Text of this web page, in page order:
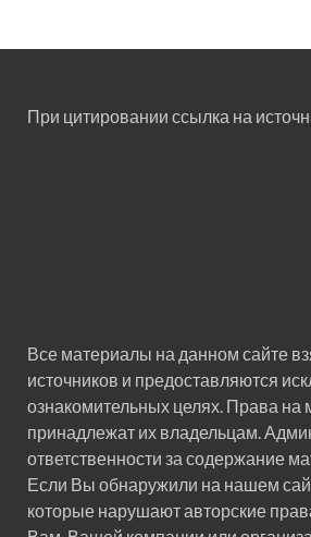
При цитировании ссылка на
Все материалы на данном сайте
источников и предоставляются
ознакомительных целях. Права на
принадлежат их владельцам.
ответственности за содержание
Если Вы обнаружили на нашем
которые нарушают авторские